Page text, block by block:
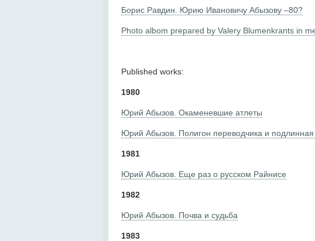
Борис Равдин. Юрию Ивановичу Абызову –80?
Photo albom prepared by Valery Blumenkrants in
Published works:
1980
Юрий Абызов. Окаменевшие атлеты
Юрий Абызов. Полигон переводчика и
1981
Юрий Абызов. Еще раз о русском Райнисе
1982
Юрий Абызов. Почва и судьба
1983